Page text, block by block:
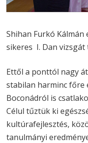
Shihan Furkó
sikeres I. Dan vizsgát
Ettől a ponttól nagy
stabilan harminc főre
Boconádról is
Célul tűztük ki
kultúrafejlesztés,
tanulmányi